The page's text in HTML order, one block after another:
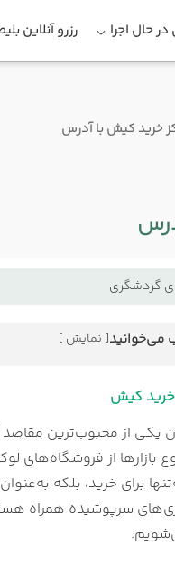
حال اجرا رزرو آنلاین
خرید کیش با آدرس
گردشگری
می‌خوانید[ نمایش ]
پردیس 1
ونوس
بهکیش
پادنا
دامون
کیش
خرید کیش
یکی از محبوب‌ترین مقاصد
بازارها از
برای خرید، بلکه
سرپوشیده همراه